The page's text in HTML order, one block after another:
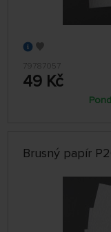
79787057
49 Kč
Brusný papír